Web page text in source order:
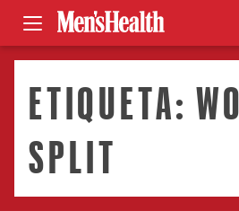
ETIQUETA:
SPLIT